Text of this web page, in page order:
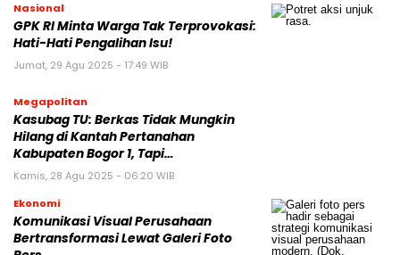
Nasional
GPK RI Minta Warga Tak Terprovokasi:
Hati-Hati Pengalihan Isu!
Jumat, 29 Agu 2025 - 17:49 WIB
Megapolitan
Kasubag TU: Berkas Tidak Mungkin
Hilang di Kantah Pertanahan
Kabupaten Bogor 1, Tapi…
Kamis, 28 Agu 2025 - 06:20 WIB
Ekonomi
Komunikasi Visual Perusahaan
Bertransformasi Lewat Galeri Foto